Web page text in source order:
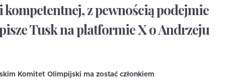
z pewnością podejmie
Tusk na platformie X o Andrzeju
Komitet Olimpijski ma zostać członkiem